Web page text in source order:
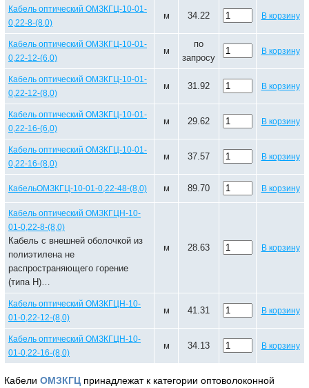
Кабель оптический ОМЗКГЦ-10-01-
0,22-8-(8,0)
м 34.22 В корзину
Кабель оптический ОМЗКГЦ-10-01-
0,22-12-(6,0)
м
по
запросу
В корзину
Кабель оптический ОМЗКГЦ-10-01-
0,22-12-(8,0)
м 31.92 В корзину
Кабель оптический ОМЗКГЦ-10-01-
0,22-16-(6,0)
м 29.62 В корзину
Кабель оптический ОМЗКГЦ-10-01-
0,22-16-(8,0)
м 37.57 В корзину
КабельОМЗКГЦ-10-01-0,22-48-(8,0) м 89.70 В корзину
Кабель оптический ОМЗКГЦН-10-
01-0,22-8-(8,0)
Кабель с внешней оболочкой из
полиэтилена не
распространяющего горение
(типа Н)…
м 28.63 В корзину
Кабель оптический ОМЗКГЦН-10-
01-0,22-12-(8,0)
м 41.31 В корзину
Кабель оптический ОМЗКГЦН-10-
01-0,22-16-(8,0)
м 34.13 В корзину
Кабели ОМЗКГЦ принадлежат к категории оптоволоконной